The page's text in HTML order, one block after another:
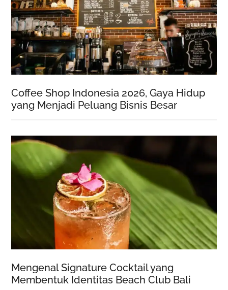
Coffee Shop Indonesia 2026, Gaya Hidup
yang Menjadi Peluang Bisnis Besar
Mengenal Signature Cocktail yang
Membentuk Identitas Beach Club Bali